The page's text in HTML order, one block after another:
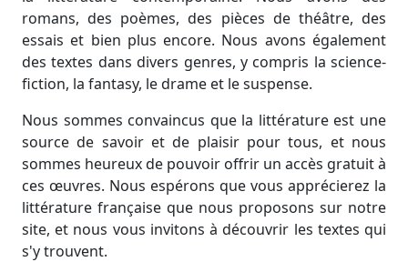
romans, des poèmes, des pièces de théâtre, des
essais et bien plus encore. Nous avons également
des textes dans divers genres, y compris la science-
fiction, la fantasy, le drame et le suspense.
Nous sommes convaincus que la littérature est une
source de savoir et de plaisir pour tous, et nous
sommes heureux de pouvoir offrir un accès gratuit à
ces œuvres. Nous espérons que vous apprécierez la
littérature française que nous proposons sur notre
site, et nous vous invitons à découvrir les textes qui
s'y trouvent.